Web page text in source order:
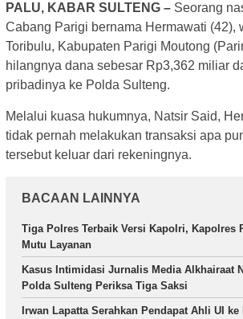
PALU, KABAR SULTENG – Seorang
Cabang Parigi bernama Hermawati (42),
Toribulu, Kabupaten Parigi Moutong
hilangnya dana sebesar Rp3,362 miliar
pribadinya ke Polda Sulteng.
Melalui kuasa hukumnya, Natsir Said,
tidak pernah melakukan transaksi apa
tersebut keluar dari rekeningnya.
BACAAN LAINNYA
Tiga Polres Terbaik Versi Kapolri, Kapolres
Mutu Layanan
Kasus Intimidasi Jurnalis Media Alkhairaat
Polda Sulteng Periksa Tiga Saksi
Irwan Lapatta Serahkan Pendapat Ahli UI